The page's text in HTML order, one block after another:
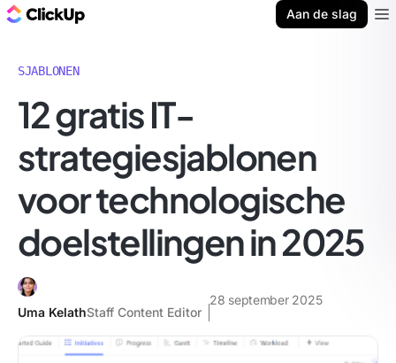
Aan de slag
SJABLONEN
12 gratis IT-
strategiesjablonen
voor technologische
doelstellingen in 2025
Uma KelathStaff Content Editor
28 september 2025